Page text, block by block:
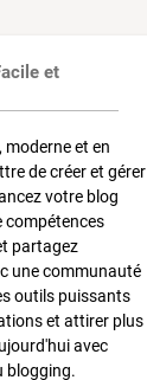
et
moderne et en
de créer et gérer
votre blog
compétences
partagez
une communauté
outils puissants
et attirer plus
avec
blogging.